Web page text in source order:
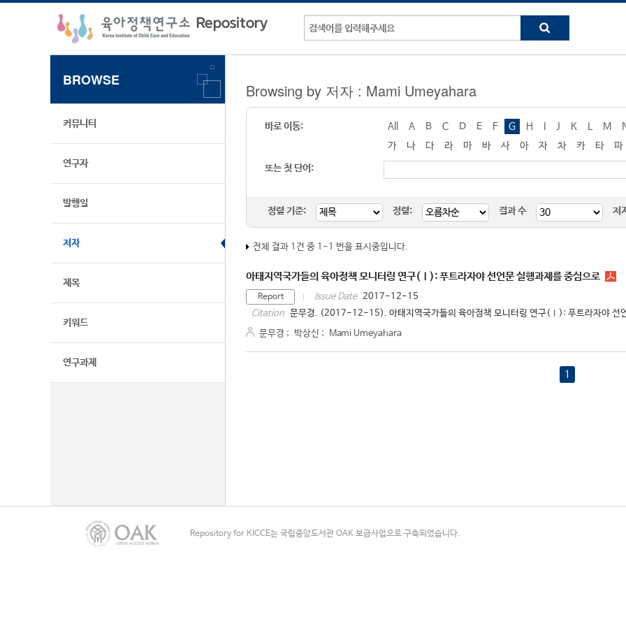
BROWSE
커뮤니티
연구자
발행일
저자
제목
키워드
연구과제
Browsing by 저자 : Mami Umeyahara
바로 이동: All A B C D E F G H J K M
가
나 다 라 마 바 사 아 자 차 카 타 파
또는 첫 단어:
정렬 기준: 정렬: 결과 수 저
전체 결과 1건 중 1-1 번을 표시중입니다.
아태지역국가들의 육아정책 모니터링 연구(Ⅰ): 푸트라자야 선언문 실행과제를 중심으로
Report Issue Date 2017-12-15
Citation 문무경. (2017-12-15). 아태지역국가들의 육아정책 모니터링 연구(Ⅰ): 푸트라자야 선
문무경 ; 박상신 ; Mami Umeyahara
1
Repository for KICCE는 국립중앙도서관 OAK 보급사업으로 구축되었습니다.